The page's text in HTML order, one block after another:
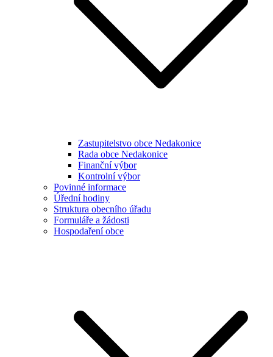
Zastupitelstvo obce Nedakonice
Rada obce Nedakonice
Finanční výbor
Kontrolní výbor
Povinné informace
Úřední hodiny
Struktura obecního úřadu
Formuláře a žádosti
Hospodaření obce